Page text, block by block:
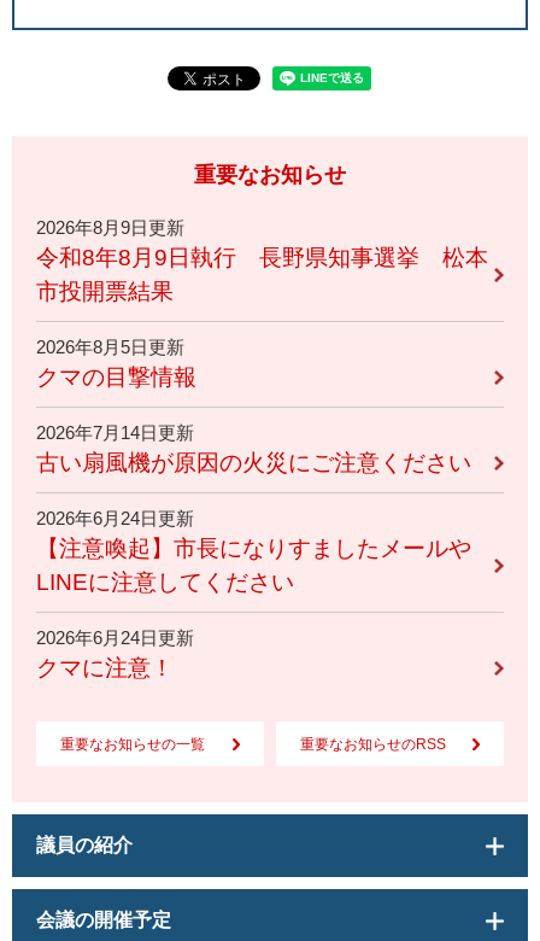
重要なお知らせ
2026年8月9日更新
令和8年8月9日執行 長野県知事選挙 松本
市投開票結果
2026年8月5日更新
クマの目撃情報
2026年7月14日更新
古い扇風機が原因の火災にご注意ください
2026年6月24日更新
【注意喚起】市長になりすましたメールや
LINEに注意してください
2026年6月24日更新
クマに注意！
重要なお知らせの一覧 重要なお知らせのRSS
議員の紹介
会議の開催予定